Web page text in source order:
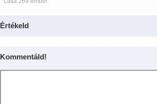
Értékeld
Kommentáld!